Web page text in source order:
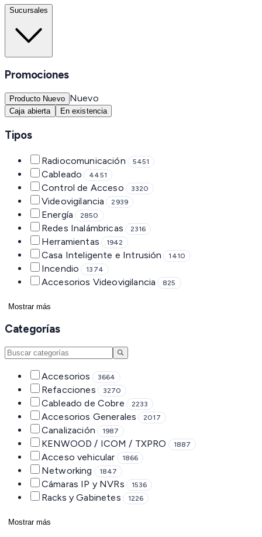
Sucursales
Promociones
Producto Nuevo Nuevo
Caja abierta En existencia
Tipos
Radiocomunicación 5451
Cableado 4451
Control de Acceso 3320
Videovigilancia 2939
Energía 2850
Redes Inalámbricas 2316
Herramientas 1942
Casa Inteligente e Intrusión 1410
Incendio 1374
Accesorios Videovigilancia 825
Mostrar más
Categorías
Accesorios 3664
Refacciones 3270
Cableado de Cobre 2233
Accesorios Generales 2017
Canalización 1987
KENWOOD / ICOM / TXPRO 1887
Acceso vehicular 1866
Networking 1847
Cámaras IP y NVRs 1536
Racks y Gabinetes 1226
Mostrar más